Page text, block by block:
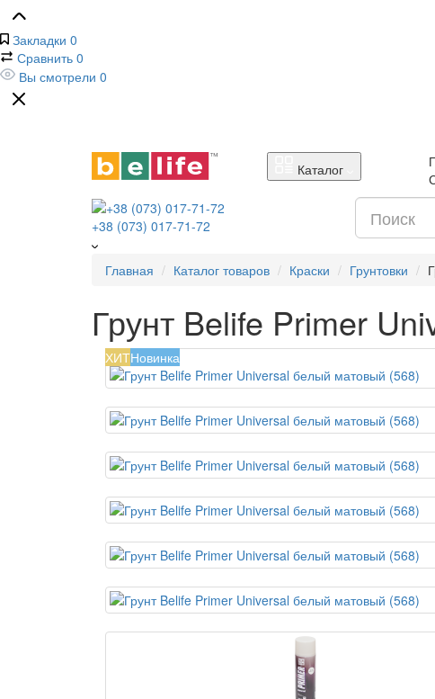
Закладки 0
Сравнить 0
Вы смотрели 0
Каталог
+38 (073) 017-71-72
Главная Каталог товаров Краски Грунтовки
Грунт Belife Primer
ХИТНовинка